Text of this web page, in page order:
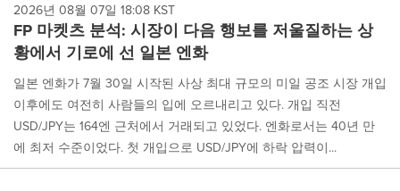
2026년 08월 07일 18:08 KST
FP 마켓츠 분석: 시장이 다음 행보를 저울질하는 상
황에서 기로에 선 일본 엔화
일본 엔화가 7월 30일 시작된 사상 최대 규모의 미일 공조 시장 개입
이후에도 여전히 사람들의 입에 오르내리고 있다. 개입 직전
USD/JPY는 164엔 근처에서 거래되고 있었다. 엔화로서는 40년 만
에 최저 수준이었다. 첫 개입으로 USD/JPY에 하락 압력이...